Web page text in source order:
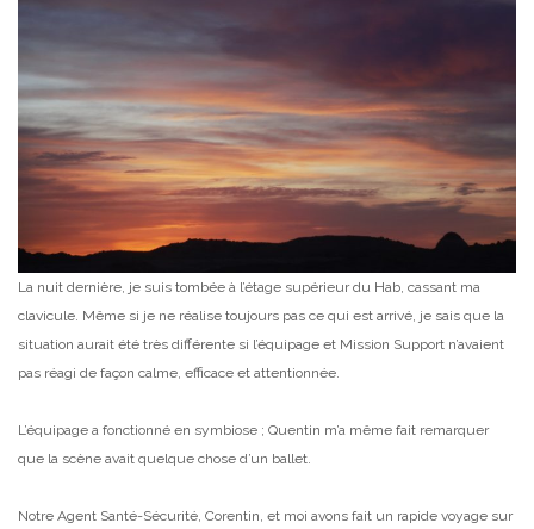
La nuit dernière, je suis tombée à l’étage supérieur du Hab, cassant ma
clavicule. Même si je ne réalise toujours pas ce qui est arrivé, je sais que la
situation aurait été très différente si l’équipage et Mission Support n’avaient
pas réagi de façon calme, efficace et attentionnée.
L’équipage a fonctionné en symbiose ; Quentin m’a même fait remarquer
que la scène avait quelque chose d’un ballet.
Notre Agent Santé-Sécurité, Corentin, et moi avons fait un rapide voyage sur